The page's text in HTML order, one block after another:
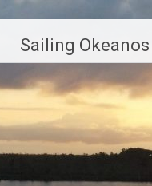
Inhalt
springen
Sailing Okeanos